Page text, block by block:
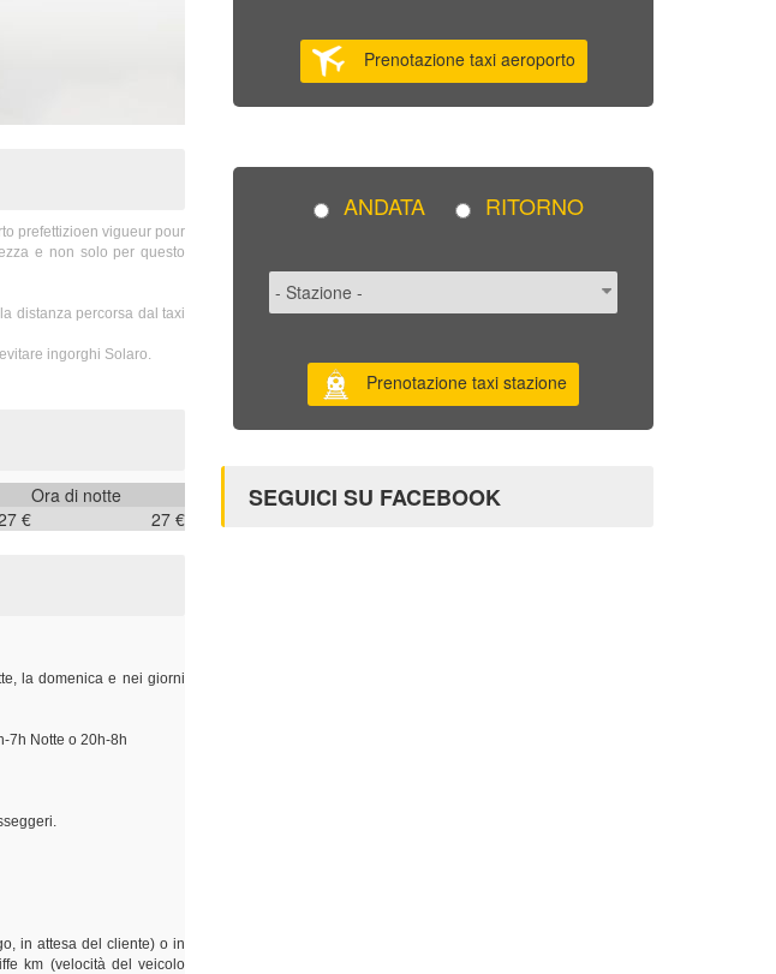
prefettizioen vigueur pour
e non solo per questo
distanza percorsa dal taxi
ingorghi Solaro.
Ora di notte
€ 27 €
la domenica e nei giorni
7h Notte o 20h-8h
in attesa del cliente) o in
km (velocità del veicolo
Prenotazione taxi aeroporto
ANDATA RITORNO
Prenotazione taxi stazione
SEGUICI SU FACEBOOK